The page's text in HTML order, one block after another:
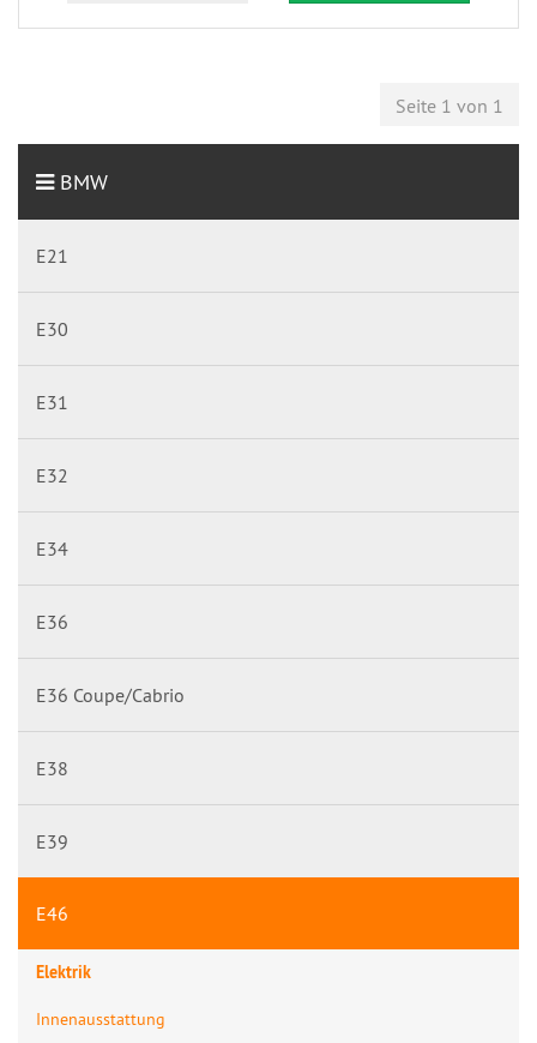
Seite 1 von 1
BMW
E21
E30
E31
E32
E34
E36
E36 Coupe/Cabrio
E38
E39
E46
Elektrik
Innenausstattung